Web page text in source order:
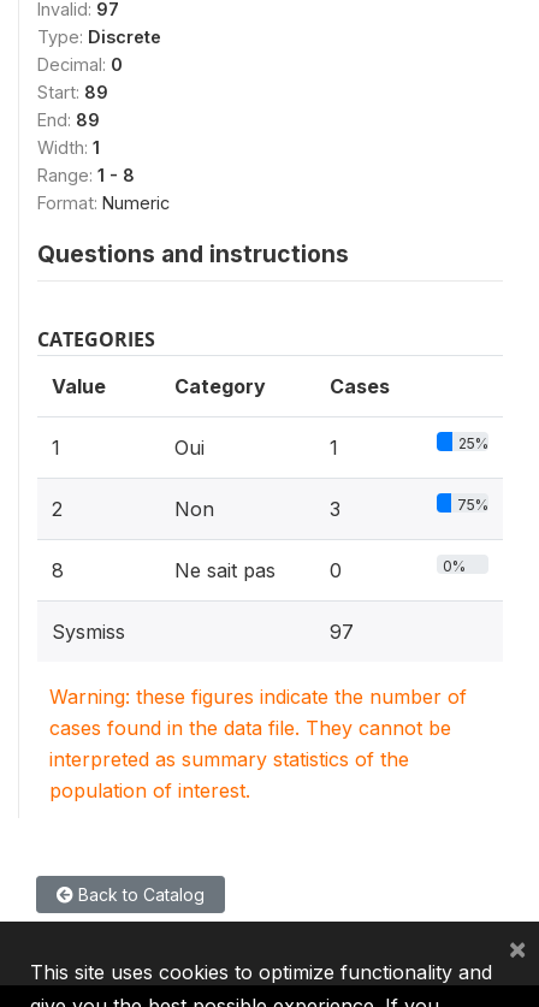
Invalid: 97
Type: Discrete
Decimal: 0
Start: 89
End: 89
Width: 1
Range: 1 - 8
Format: Numeric
Questions and instructions
CATEGORIES
Value Category Cases
1 Oui 1 25%
2 Non 3 75%
8 Ne sait pas 0 0%
Sysmiss 97
Warning: these figures indicate the number of
cases found in the data file. They cannot be
interpreted as summary statistics of the
population of interest.
Back to Catalog
This site uses cookies to optimize functionality and
×